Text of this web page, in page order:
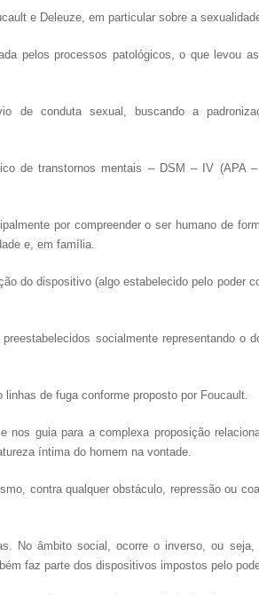
e Deleuze, em particular sobre a
pelos processos patológicos, o que levou
de conduta sexual, buscando a
de transtornos mentais – DSM – IV (APA
por compreender o ser humano de
e, em família.
do dispositivo (algo estabelecido pelo poder
socialmente representando o
de fuga conforme proposto por Foucault.
nos guia para a complexa proposição
íntima do homem na vontade.
contra qualquer obstáculo, repressão ou
No âmbito social, ocorre o inverso, ou
faz parte dos dispositivos impostos pelo